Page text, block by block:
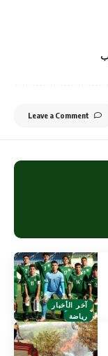
Leave a Comment
آخر الأخبار
رياضة